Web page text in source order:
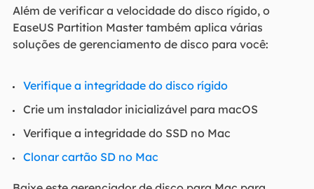
Além de verificar a velocidade do disco rígido, o
EaseUS Partition Master também aplica várias
soluções de gerenciamento de disco para você:
Verifique a integridade do disco rígido
Crie um instalador inicializável para macOS
Verifique a integridade do SSD no Mac
Clonar cartão SD no Mac